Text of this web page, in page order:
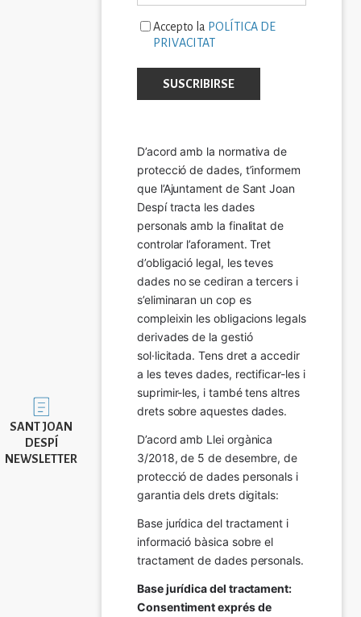
Imatge
SANT JOAN
DESPÍ
NEWSLETTER
Accepto la POLÍTICA DE
PRIVACITAT
D’acord amb la normativa de
protecció de dades, t’informem
que l’Ajuntament de Sant Joan
Despí tracta les dades
personals amb la finalitat de
controlar l’aforament. Tret
d’obligació legal, les teves
dades no se cediran a tercers i
s’eliminaran un cop es
compleixin les obligacions legals
derivades de la gestió
sol·licitada. Tens dret a accedir
a les teves dades, rectificar-les i
suprimir-les, i també tens altres
drets sobre aquestes dades.
D’acord amb Llei orgànica
3/2018, de 5 de desembre, de
protecció de dades personals i
garantia dels drets digitals:
Base jurídica del tractament i
informació bàsica sobre el
tractament de dades personals.
Base jurídica del tractament:
Consentiment exprés de